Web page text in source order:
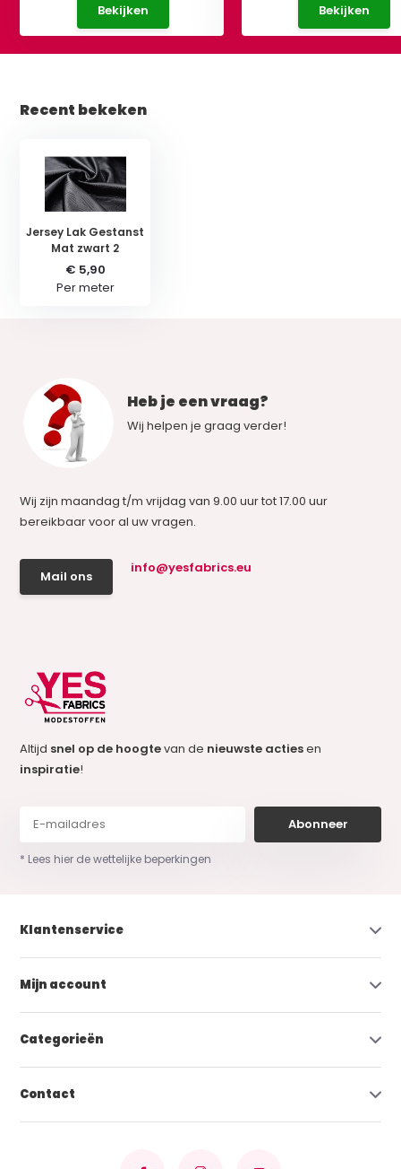
Bekijken Bekijken
Recent bekeken
Jersey Lak Gestanst
Mat zwart 2
€ 5,90
Per meter
Heb je een vraag?
Wij helpen je graag verder!
Wij zijn maandag t/m vrijdag van 9.00 uur tot 17.00 uur
bereikbaar voor al uw vragen.
Mail ons
info@yesfabrics.eu
Altijd snel op de hoogtevan de nieuwste actiesen
inspiratie!
Abonneer
* Lees hier de wettelijke beperkingen
Klantenservice
Mijn account
Categorieën
Contact